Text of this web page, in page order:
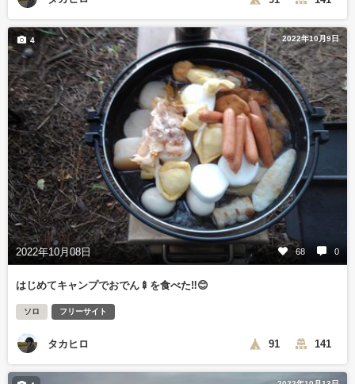
2022年10月9日
2022年10月08日 68 0
4
はじめてキャンプでおでん🍢を食べた‼️😊
ソロ フリーサイト
タカヒロ 91 141